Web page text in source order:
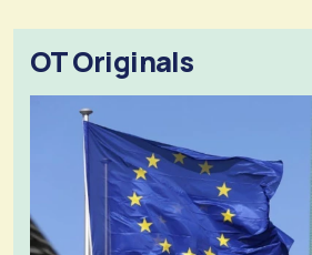
OT Originals